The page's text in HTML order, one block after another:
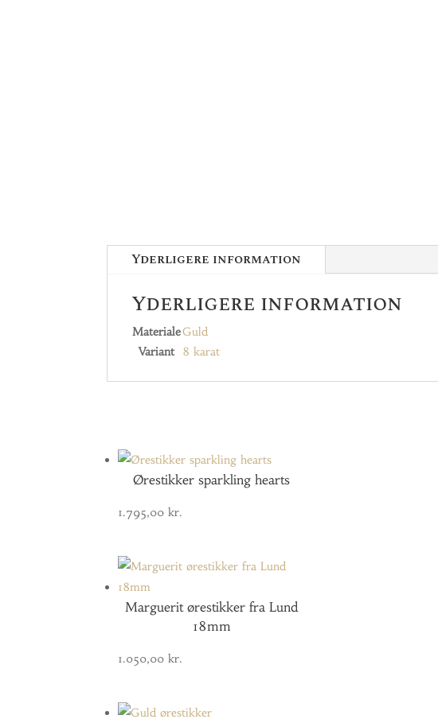
Yderligere information
Yderligere information
MaterialeGuld
Variant 8 karat
Ørestikker sparkling hearts
1.795,00kr.
Marguerit ørestikker fra Lund
18mm
1.050,00kr.